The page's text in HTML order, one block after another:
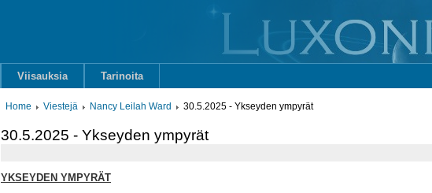
Viisauksia Tarinoita
Home Viestejä Nancy Leilah Ward 30.5.2025 - Ykseyden ympyrät
30.5.2025 - Ykseyden ympyrät
YKSEYDEN YMPYRÄT